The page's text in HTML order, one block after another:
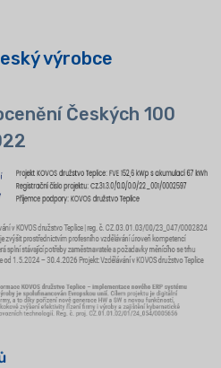
výrobce
Českých 100